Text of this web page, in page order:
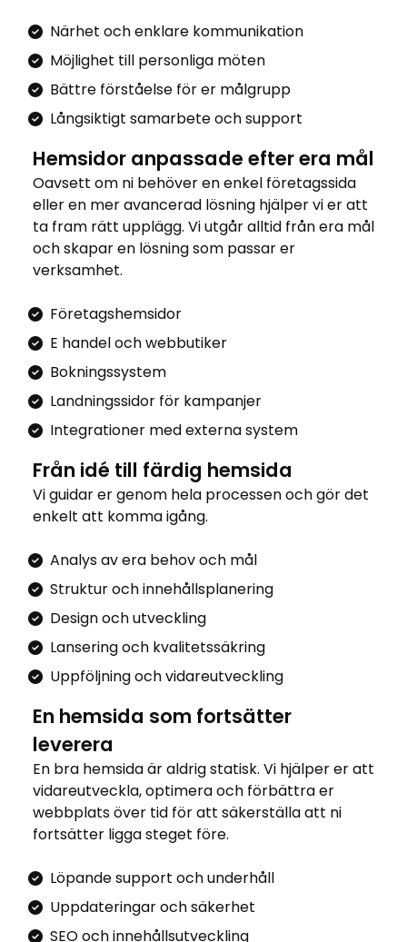
Närhet och enklare kommunikation
Möjlighet till personliga möten
Bättre förståelse för er målgrupp
Långsiktigt samarbete och support
Hemsidor anpassade efter era mål
Oavsett om ni behöver en enkel företagssida
eller en mer avancerad lösning hjälper vi er att
ta fram rätt upplägg. Vi utgår alltid från era mål
och skapar en lösning som passar er
verksamhet.
Företagshemsidor
E handel och webbutiker
Bokningssystem
Landningssidor för kampanjer
Integrationer med externa system
Från idé till färdig hemsida
Vi guidar er genom hela processen och gör det
enkelt att komma igång.
Analys av era behov och mål
Struktur och innehållsplanering
Design och utveckling
Lansering och kvalitetssäkring
Uppföljning och vidareutveckling
En hemsida som fortsätter
leverera
En bra hemsida är aldrig statisk. Vi hjälper er att
vidareutveckla, optimera och förbättra er
webbplats över tid för att säkerställa att ni
fortsätter ligga steget före.
Löpande support och underhåll
Uppdateringar och säkerhet
SEO och innehållsutveckling